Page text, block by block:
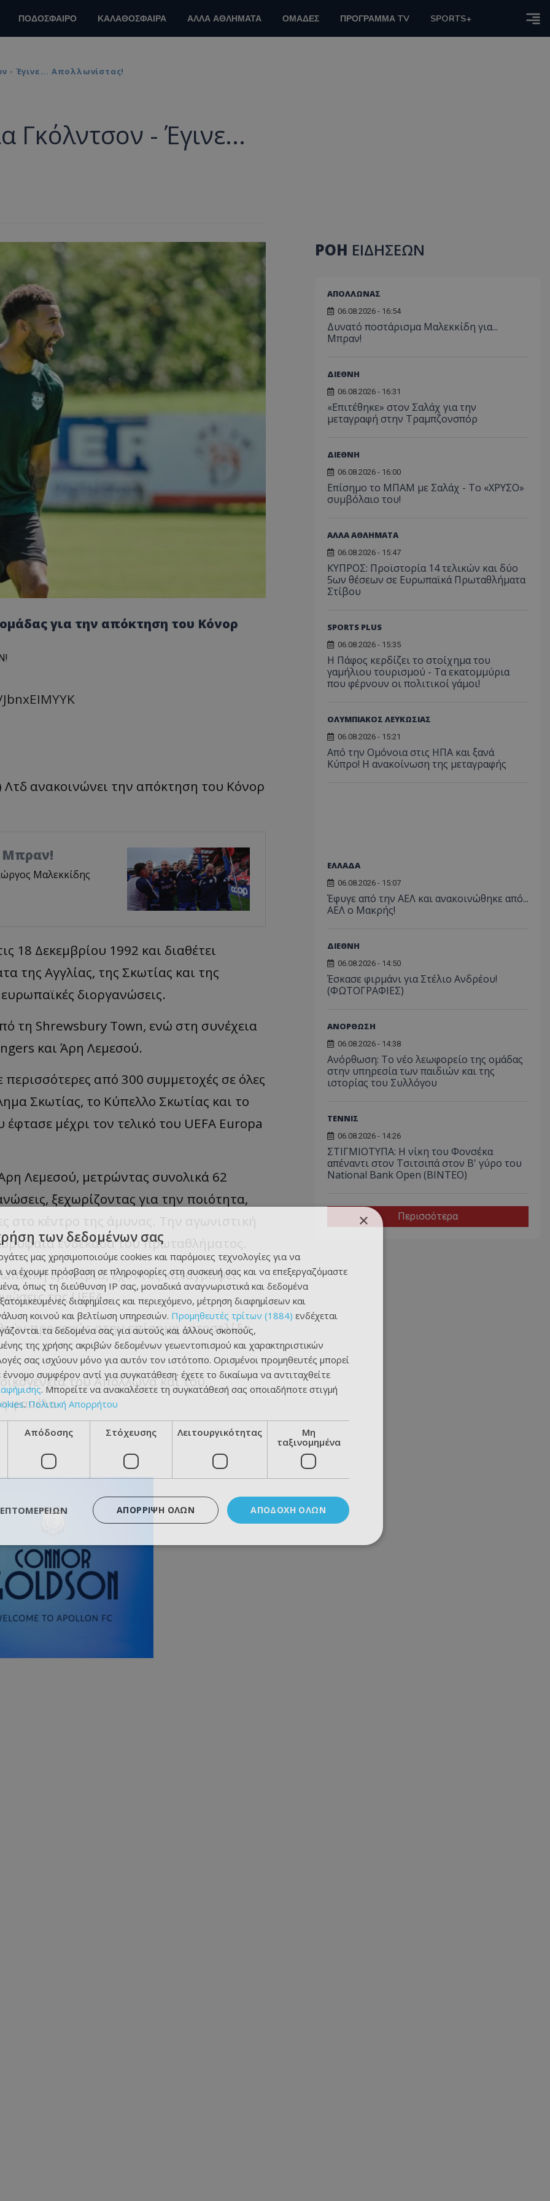
ΠΟΔΟΣΦΑΙΡΟ ΚΑΛΑΘΟΣΦΑΙΡΑ ΑΛΛΑ ΑΘΛΗΜΑΤΑ ΟΜΑΔΕΣ ΠΡΟΓΡΑΜΜΑ TV SPORTS+
- Έγινε... Απολλωνίστας!
Γκόλντσον - Έγινε...
για την απόκτηση του Κόνορ
ανακοινώνει την απόκτηση του Κόνορ
Μπραν!
Μαλεκκίδης
18 Δεκεμβρίου 1992 και διαθέτει
της Αγγλίας, της Σκωτίας και της
διοργανώσεις.
τη Shrewsbury Town, ενώ στη συνέχεια
και Άρη Λεμεσού.
από 300 συμμετοχές σε όλες
Σκωτίας, το Κύπελλο Σκωτίας και το
μέχρι τον τελικό του UEFA Europa
Λεμεσού, μετρώντας συνολικά 62
ξεχωρίζοντας για την ποιότητα,
στο κέντρο της άμυνας. Την αγωνιστική
ενδεκάδα του πρωταθλήματος.
εμπειρία, έχοντας καταγράψει
της UEFA.
προσεχώς στην επίσημη ιστοσελίδα
του Απόλλωνα και του
φανέλα.
ΡΟΗ ΕΙΔΗΣΕΩΝ
ΑΠΟΛΛΩΝΑΣ
06.08.2026 - 16:54
Δυνατό ποστάρισμα Μαλεκκίδη για...
Μπραν!
ΔΙΕΘΝΗ
06.08.2026 - 16:31
«Επιτέθηκε» στον Σαλάχ για την
μεταγραφή στην Τραμπζονσπόρ
ΔΙΕΘΝΗ
06.08.2026 - 16:00
Επίσημο το ΜΠΑΜ με Σαλάχ - Το «ΧΡΥΣΟ»
συμβόλαιο του!
ΑΛΛΑ ΑΘΛΗΜΑΤΑ
06.08.2026 - 15:47
ΚΥΠΡΟΣ: Προϊστορία 14 τελικών και δύο
5ων θέσεων σε Ευρωπαϊκά Πρωταθλήματα
Στίβου
SPORTS PLUS
06.08.2026 - 15:35
Η Πάφος κερδίζει το στοίχημα του
γαμήλιου τουρισμού - Τα εκατομμύρια
που φέρνουν οι πολιτικοί γάμοι!
ΟΛΥΜΠΙΑΚΟΣ ΛΕΥΚΩΣΙΑΣ
06.08.2026 - 15:21
Από την Ομόνοια στις ΗΠΑ και ξανά
Κύπρο! Η ανακοίνωση της μεταγραφής
ΕΛΛΑΔΑ
06.08.2026 - 15:07
Έφυγε από την ΑΕΛ και ανακοινώθηκε από...
ΑΕΛ ο Μακρής!
ΔΙΕΘΝΗ
06.08.2026 - 14:50
Έσκασε φιρμάνι για Στέλιο Ανδρέου!
(ΦΩΤΟΓΡΑΦΙΕΣ)
ΑΝΟΡΘΩΣΗ
06.08.2026 - 14:38
Ανόρθωση: Το νέο λεωφορείο της ομάδας
στην υπηρεσία των παιδιών και της
ιστορίας του Συλλόγου
ΤΕΝΝΙΣ
06.08.2026 - 14:26
ΣΤΙΓΜΙΟΤΥΠΑ: Η νίκη του Φονσέκα
απέναντι στον Τσιτσιπά στον Β' γύρο του
National Bank Open (ΒΙΝΤΕΟ)
Περισσότερα
×
των δεδομένων σας
μας χρησιμοποιούμε cookies και παρόμοιες τεχνολογίες για να
να έχουμε πρόσβαση σε πληροφορίες στη συσκευή σας και να επεξεργαζόμαστε
όπως τη διεύθυνση IP σας, μοναδικά αναγνωριστικά και δεδομένα
διαφημίσεις και περιεχόμενο, μέτρηση διαφημίσεων και
κοινού και βελτίωση υπηρεσιών. Προμηθευτές τρίτων (1884) ενδέχεται
τα δεδομένα σας για αυτούς και άλλους σκοπούς,
της χρήσης ακριβών δεδομένων γεωεντοπισμού και χαρακτηριστικών
σας ισχύουν μόνο για αυτόν τον ιστότοπο. Ορισμένοι προμηθευτές μπορεί
συμφέρον αντί για συγκατάθεση· έχετε το δικαίωμα να αντιταχθείτε
. Μπορείτε να ανακαλέσετε τη συγκατάθεσή σας οποιαδήποτε στιγμή
.Πολιτική Απορρήτου
Απόδοσης Στόχευσης Λειτουργικότητας
Μη
ταξινομημένα
ΑΠΟΔΟΧΉ ΌΛΩΝ
ΑΠΌΡΡΙΨΗ ΌΛΩΝ